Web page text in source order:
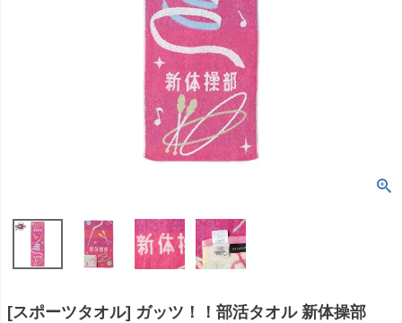
[スポーツタオル] ガッツ！！部活タオル 新体操部